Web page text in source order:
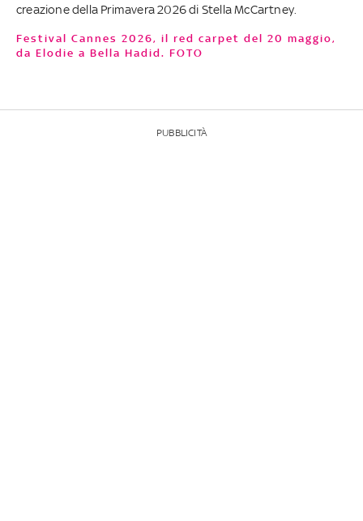
creazione della Primavera 2026 di Stella McCartney.
Festival Cannes 2026, il red carpet del 20 maggio,
da Elodie a Bella Hadid. FOTO
PUBBLICITÀ